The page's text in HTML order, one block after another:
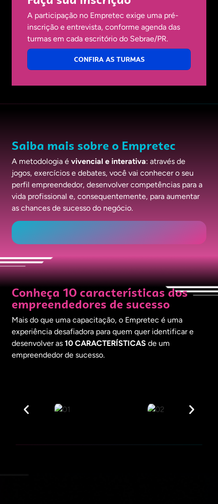
A participação no Empretec exige uma pré-
inscrição e entrevista, conforme agenda das
turmas em cada escritório do Sebrae/PR.
CONFIRA AS TURMAS
Saiba mais sobre o Empretec
A metodologia é vivencial e interativa: através de
jogos, exercícios e debates, você vai conhecer o seu
perfil empreendedor, desenvolver competências para a
vida profissional e, consequentemente, para aumentar
as chances de sucesso do negócio.
Conheça 10 características dos
empreendedores de sucesso
Mais do que uma capacitação, o Empretec é uma
experiência desafiadora para quem quer identificar e
desenvolver as 10 CARACTERÍSTICAS de um
empreendedor de sucesso.